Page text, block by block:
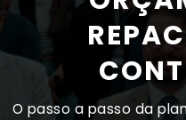
O passo a passo da